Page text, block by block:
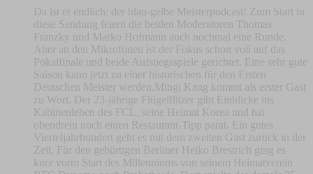
Da ist er endlich: der blau-gelbe Meisterpodcast! Zum Start in
diese Sendung feiern die beiden Moderatoren Thomas
Franzky und Marko Hofmann auch nochmal eine Runde.
Aber an den Mikrofonen ist der Fokus schon voll auf das
Pokalfinale und beide Aufstiegsspiele gerichtet. Eine sehr gute
Saison kann jetzt zu einer historischen für den Ersten
Deutschen Meister werden.Mingi Kang kommt als erster Gast
zu Wort. Der 23-jährige Flügelflitzer gibt Einblicke ins
Kabinenleben des FCL, seine Heimat Korea und hat
obendrein noch einen Restaurant-Tipp parat. Ein gutes
Vierteljahrhundert geht es mit dem zweiten Gast zurück in der
Zeit. Für den gebürtigen Berliner Heiko Brestrich ging es
kurz vorm Start des Millenniums von seinem Heimatverein